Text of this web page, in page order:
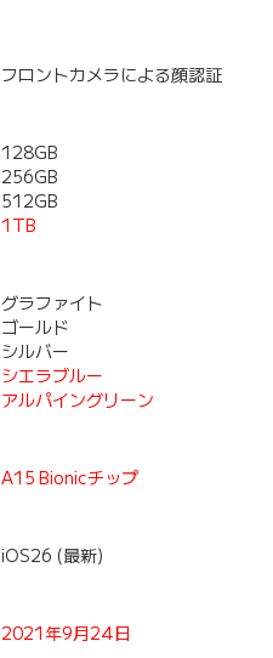
フロントカメラによる顔認証
128GB
256GB
512GB
1TB
グラファイト
ゴールド
シルバー
シエラブルー
アルパイングリーン
A15 Bionicチップ
iOS26 (最新)
2021年9月24日